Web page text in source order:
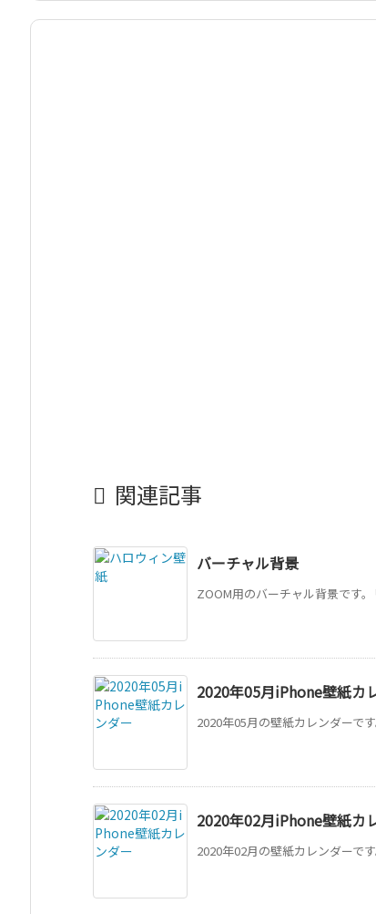
 関連記事
バーチャル背景
ZOOM用のバーチャル背景です
2020年05月iPhone壁紙カ
2020年05月の壁紙カレンダーで
2020年02月iPhone壁紙カ
2020年02月の壁紙カレンダーで